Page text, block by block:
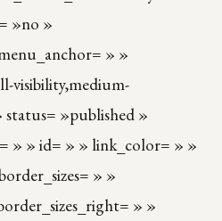
»no »
» »
visibility,medium-
status= »published »
» » id= » » link_color= » »
» »
» »